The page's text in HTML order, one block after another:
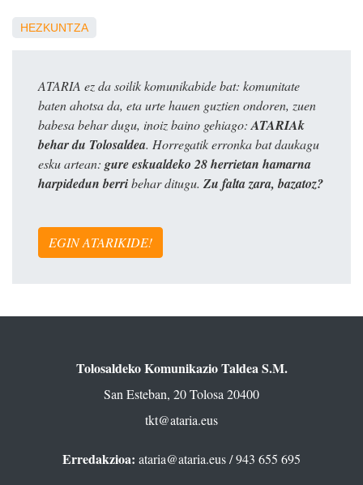
HEZKUNTZA
ATARIA ez da soilik komunikabide bat: komunitate
baten ahotsa da, eta urte hauen guztien ondoren, zuen
babesa behar dugu, inoiz baino gehiago: ATARIAk
behar du Tolosaldea. Horregatik erronka bat daukagu
esku artean: gure eskualdeko 28 herrietan hamarna
harpidedun berribehar ditugu. Zu falta zara, bazatoz?
EGIN ATARIKIDE!
Tolosaldeko Komunikazio Taldea S.M.
San Esteban, 20 Tolosa 20400
tkt@ataria.eus
Erredakzioa: ataria@ataria.eus/ 943 655 695